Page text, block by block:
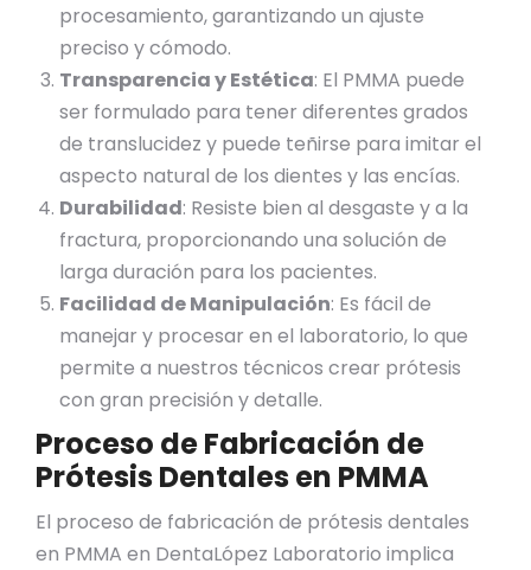
procesamiento, garantizando un ajuste
preciso y cómodo.
Transparencia y Estética: El PMMA puede
ser formulado para tener diferentes grados
de translucidez y puede teñirse para imitar el
aspecto natural de los dientes y las encías.
Durabilidad: Resiste bien al desgaste y a la
fractura, proporcionando una solución de
larga duración para los pacientes.
Facilidad de Manipulación: Es fácil de
manejar y procesar en el laboratorio, lo que
permite a nuestros técnicos crear prótesis
con gran precisión y detalle.
Proceso de Fabricación de
Prótesis Dentales en PMMA
El proceso de fabricación de prótesis dentales
en PMMA en DentaLópez Laboratorio implica